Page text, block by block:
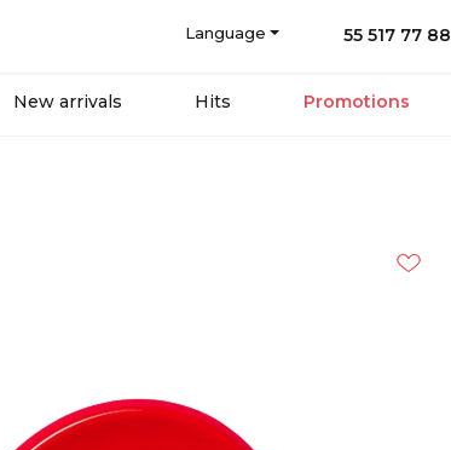
Language 55 517 77 88
New arrivals Hits Promotions